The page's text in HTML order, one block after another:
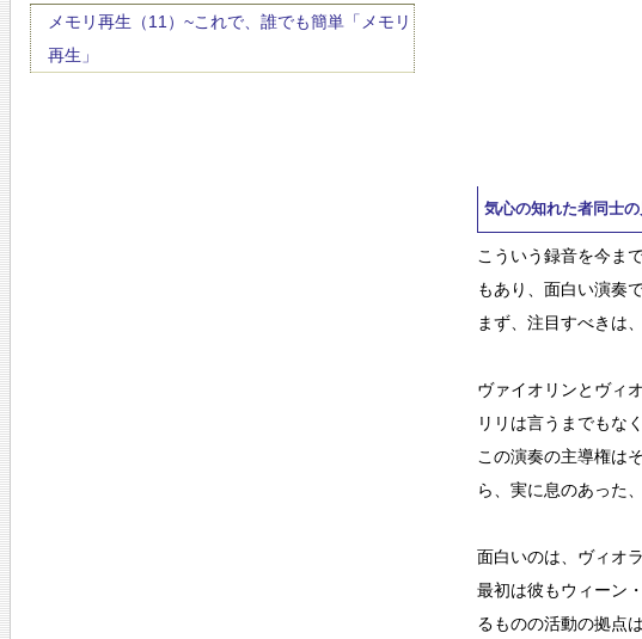
メモリ再生（11）~これで、誰でも簡単「メモリ
再生」
気心の知れた者同士
こういう録音を今ま
もあり、面白い演奏で
まず、注目すべきは
ヴァイオリンとヴィ
リリは言うまでもな
この演奏の主導権は
ら、実に息のあった
面白いのは、ヴィオ
最初は彼もウィーン
るものの活動の拠点